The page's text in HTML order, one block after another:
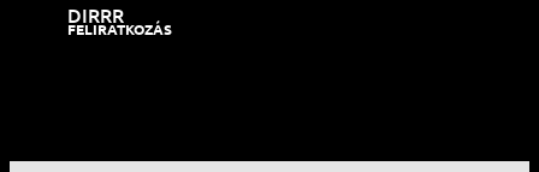
DIRRR
FELIRATKOZÁS